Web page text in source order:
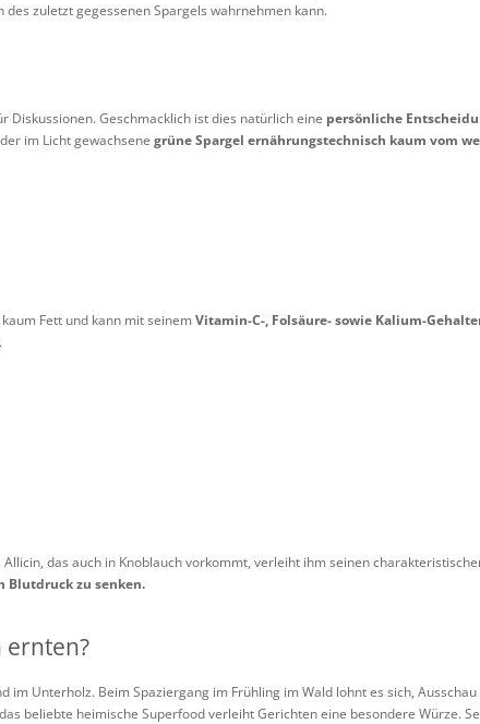
zuletzt gegessenen Spargels wahrnehmen kann.
Diskussionen. Geschmacklich ist dies natürlich eine persönliche
im Licht gewachsene grüne Spargel ernährungstechnisch kaum vom
Fett und kann mit seinem Vitamin-C-, Folsäure- sowie Kalium-
das auch in Knoblauch vorkommt, verleiht ihm seinen
Blutdruck zu senken.
ernten?
im Unterholz. Beim Spaziergang im Frühling im Wald lohnt es sich,
beliebte heimische Superfood verleiht Gerichten eine besondere Würze.